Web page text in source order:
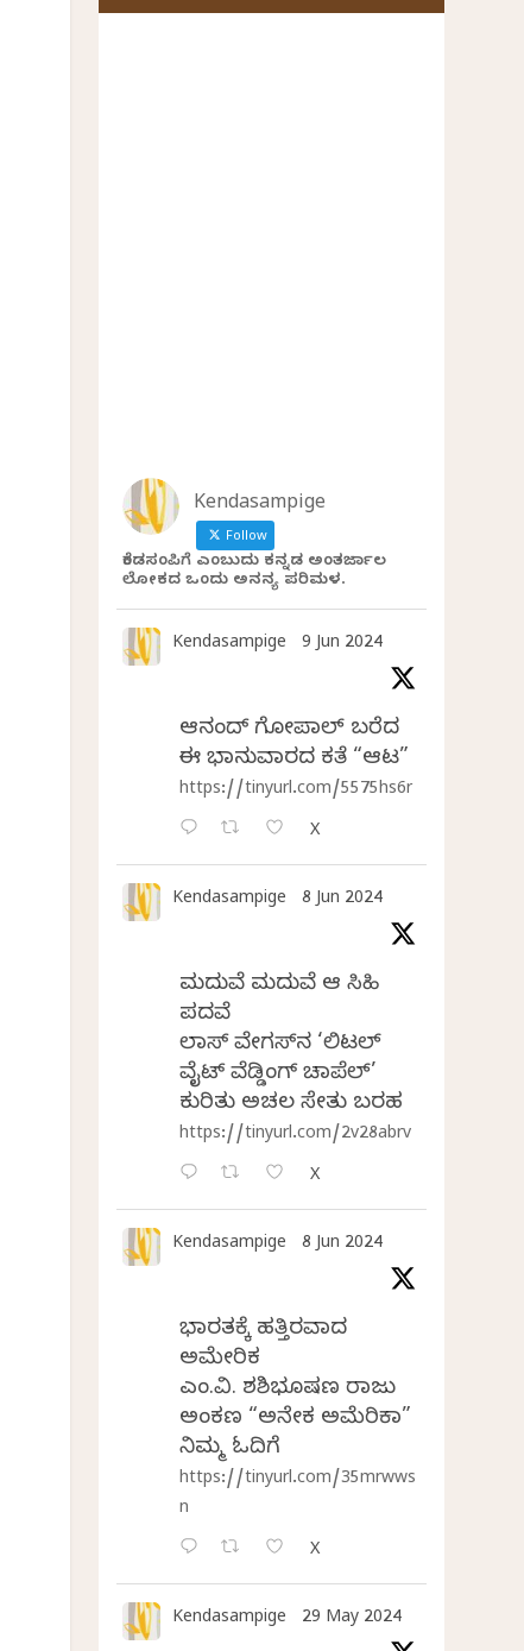
Kendasampige
Follow
ಕೆಂಡಸಂಪಿಗೆ ಎಂಬುದು ಕನ್ನಡ ಅಂತರ್ಜಾಲ
ಲೋಕದ ಒಂದು ಅನನ್ಯ ಪರಿಮಳ.
Kendasampige 9 Jun 2024
ಆನಂದ್‌ ಗೋಪಾಲ್‌ ಬರೆದ
ಈ ಭಾನುವಾರದ ಕತೆ “ಆಟ”
https://tinyurl.com/5575hs6r
X
Kendasampige 8 Jun 2024
ಮದುವೆ ಮದುವೆ ಆ ಸಿಹಿ
ಪದವೆ
ಲಾಸ್‌ ವೇಗಸ್‌ನ ‘ಲಿಟಲ್
ವೈಟ್ ವೆಡ್ಡಿಂಗ್ ಚಾಪೆಲ್’
ಕುರಿತು ಅಚಲ ಸೇತು ಬರಹ
https://tinyurl.com/2v28abrv
X
Kendasampige 8 Jun 2024
ಭಾರತಕ್ಕೆ ಹತ್ತಿರವಾದ
ಅಮೇರಿಕ
ಎಂ.ವಿ. ಶಶಿಭೂಷಣ ರಾಜು
ಅಂಕಣ “ಅನೇಕ ಅಮೆರಿಕಾ”
ನಿಮ್ಮ ಓದಿಗೆ
https://tinyurl.com/35mrwws
n
X
Kendasampige 29 May 2024